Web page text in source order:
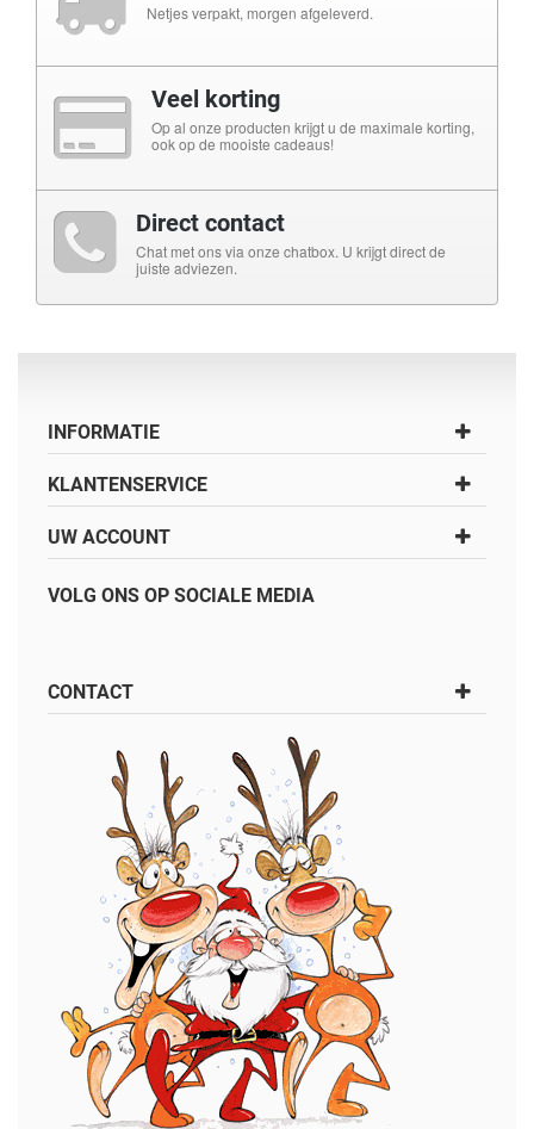
Netjes verpakt, morgen afgeleverd.
Veel korting
Op al onze producten krijgt u de maximale korting,
ook op de mooiste cadeaus!
Direct contact
Chat met ons via onze chatbox. U krijgt direct de
juiste adviezen.
INFORMATIE
KLANTENSERVICE
UW ACCOUNT
VOLG ONS OP SOCIALE MEDIA
CONTACT